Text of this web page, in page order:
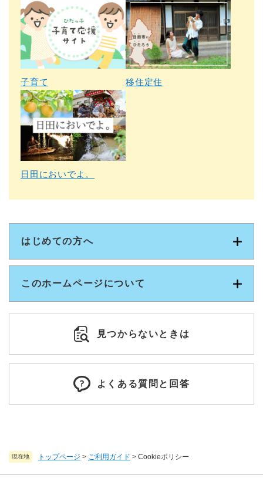
現在地 トップページ > ご利用ガイド > Cookieポリシー
子育て 移住定住
日田においでよ。
はじめての方へ
このホームページについて
見つからないときは
よくある質問と回答